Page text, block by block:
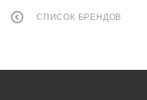
СПИСОК БРЕНДОВ